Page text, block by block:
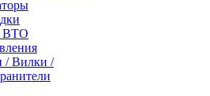
ВТО
/ Вилки /